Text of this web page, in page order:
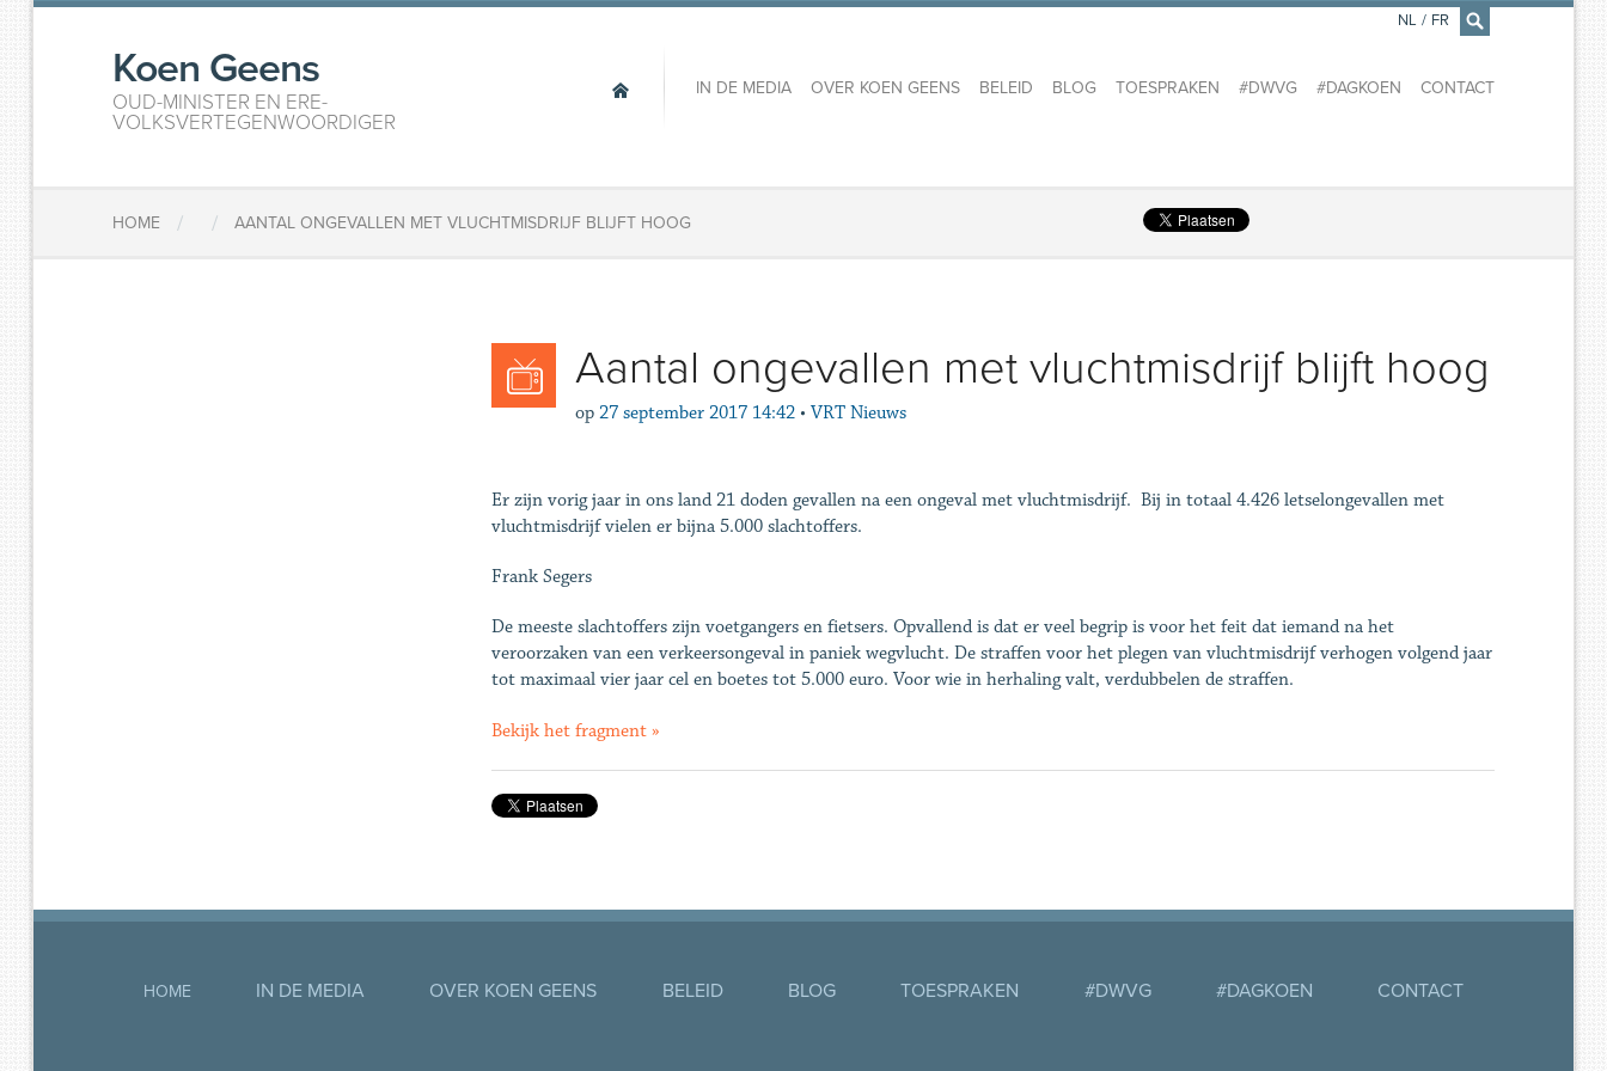
×
Koen Geens
OUD-MINISTER EN ERE-
VOLKSVERTEGENWOORDIGER
IN DE MEDIA OVER KOEN GEENS BELEID BLOG TOESPRAKEN #DWVG #DAGKOEN CONTACT
NL / FR
HOME / / AANTAL ONGEVALLEN MET VLUCHTMISDRIJF BLIJFT HOOG
Aantal ongevallen met vluchtmisdrijf blijft hoog
op 27 september 2017 14:42 • VRT Nieuws
Er zijn vorig jaar in ons land 21 doden gevallen na een ongeval met vluchtmisdrijf. Bij in totaal 4.426 letselongevallen met
vluchtmisdrijf vielen er bijna 5.000 slachtoffers.
Frank Segers
De meeste slachtoffers zijn voetgangers en fietsers. Opvallend is dat er veel begrip is voor het feit dat iemand na het
veroorzaken van een verkeersongeval in paniek wegvlucht. De straffen voor het plegen van vluchtmisdrijf verhogen volgend jaar
tot maximaal vier jaar cel en boetes tot 5.000 euro. Voor wie in herhaling valt, verdubbelen de straffen.
Bekijk het fragment »
HOME IN DE MEDIA OVER KOEN GEENS BELEID BLOG TOESPRAKEN #DWVG #DAGKOEN CONTACT